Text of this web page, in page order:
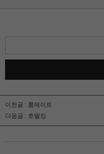
이전글 : 룸메이트
다음글 : 호텔킹